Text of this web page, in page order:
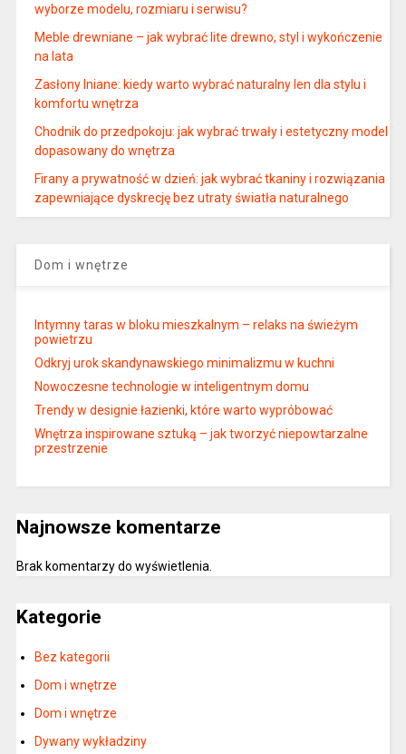
wyborze modelu, rozmiaru i serwisu?
Meble drewniane – jak wybrać lite drewno, styl i wykończenie
na lata
Zasłony lniane: kiedy warto wybrać naturalny len dla stylu i
komfortu wnętrza
Chodnik do przedpokoju: jak wybrać trwały i estetyczny model
dopasowany do wnętrza
Firany a prywatność w dzień: jak wybrać tkaniny i rozwiązania
zapewniające dyskrecję bez utraty światła naturalnego
Dom i wnętrze
Intymny taras w bloku mieszkalnym – relaks na świeżym
powietrzu
Odkryj urok skandynawskiego minimalizmu w kuchni
Nowoczesne technologie w inteligentnym domu
Trendy w designie łazienki, które warto wypróbować
Wnętrza inspirowane sztuką – jak tworzyć niepowtarzalne
przestrzenie
Najnowsze komentarze
Brak komentarzy do wyświetlenia.
Kategorie
Bez kategorii
Dom i wnętrze
Dom i wnętrze
Dywany wykładziny